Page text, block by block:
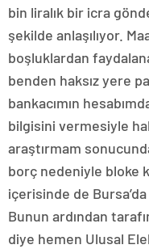
bin liralık bir icra
şekilde anlaşılıyor.
boşluklardan
benden haksız yere
bankacımın
bilgisini vermesiyle
araştırmam
borç nedeniyle bloke
içerisinde de Bursa’da
Bunun ardından
diye hemen Ulusal